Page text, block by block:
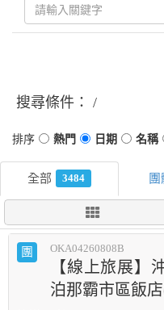
搜尋條件：
3484
團 OKA04260808B
【線上旅展】
泊那霸市區飯